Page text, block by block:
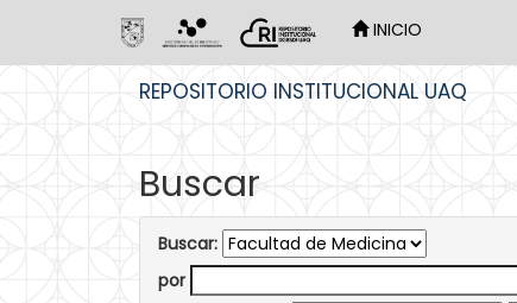
INICIO
REPOSITORIO INSTITUCIONAL UAQ
Buscar
Buscar:
por